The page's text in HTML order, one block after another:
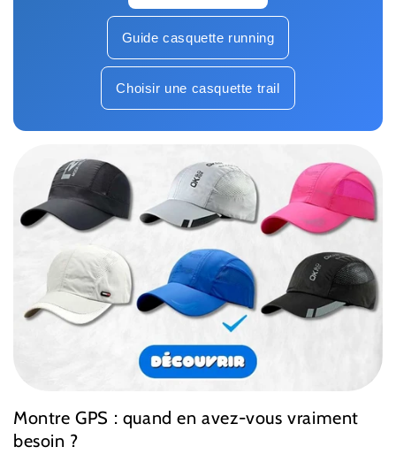
Guide casquette running
Choisir une casquette trail
Montre GPS : quand en avez-vous vraiment
besoin ?